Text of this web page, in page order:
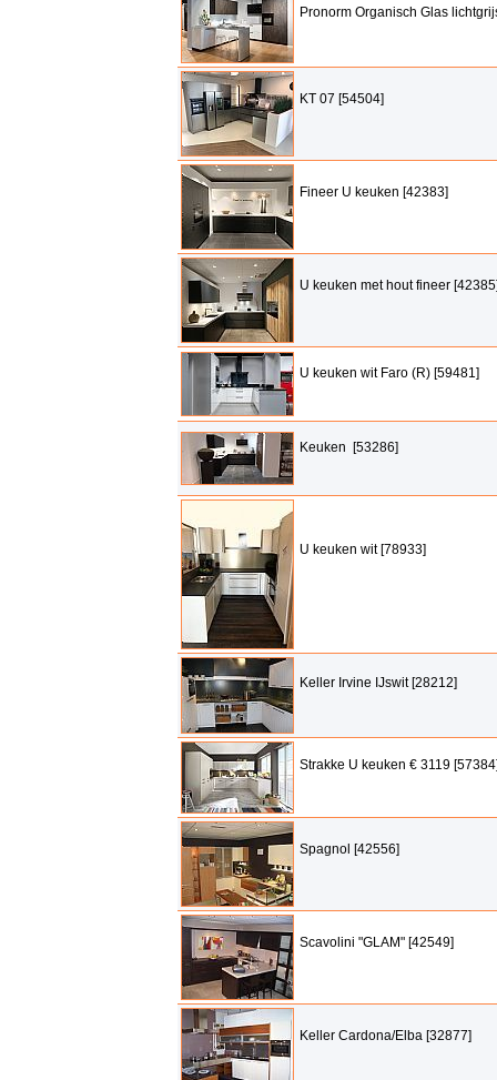
Pronorm Organisch Glas
KT 07 [54504]
Fineer U keuken [42383]
U keuken met hout fineer
U keuken wit Faro (R) [59481]
Keuken [53286]
U keuken wit [78933]
Keller Irvine IJswit [28212]
Strakke U keuken € 3119
Spagnol [42556]
Scavolini "GLAM" [42549]
Keller Cardona/Elba [32877]